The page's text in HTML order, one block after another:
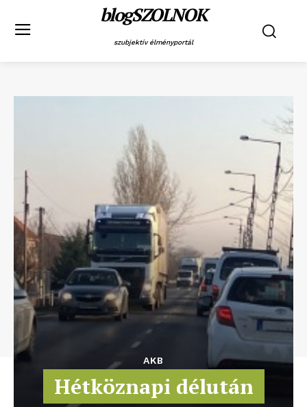
blogSZOLNOK
szubjektív élményportál
AKB
Hétköznapi délután